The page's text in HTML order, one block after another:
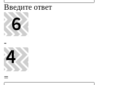
Введите ответ
-
=